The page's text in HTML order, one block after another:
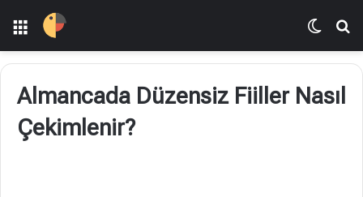
Menü Dış
Almancada Düzensiz Fiiller Nasıl
Çekimlenir?